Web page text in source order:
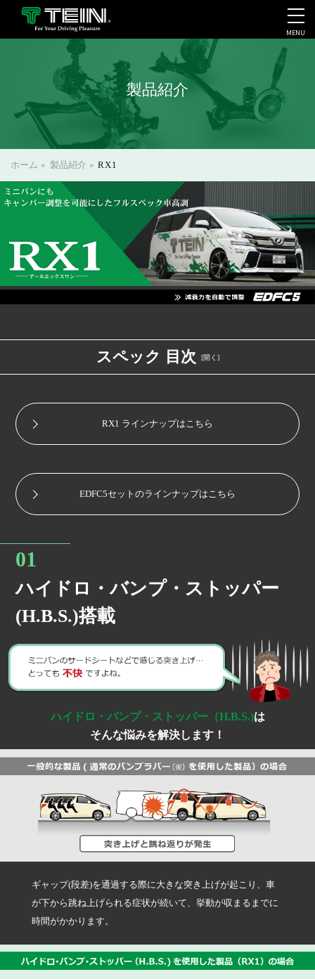
会社案内・採用・IR
MENU
製品紹介
ホーム » 製品紹介 »RX1
スペック 目次
H.B.S.搭載
複筒式
マウント付き
リプレイスメントサービス
お得なEDFC5セット品
EDFCシリーズ対応
耐久性と高品質
RX1 ラインナップはこちら
EDFC5セットのラインナップはこちら
ハイドロ・バンプ・ストッパー
(H.B.S.)搭載
ハイドロ・バンプ・ストッパー（H.B.S.)は
そんな悩みを解決します！
ギャップ(段差)を通過する際に大きな突き上げが起こり、車
が下から跳ね上げられる症状が続いて、挙動が収まるまでに
時間がかかります。